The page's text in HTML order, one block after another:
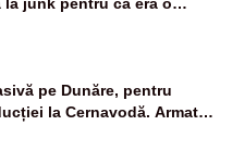
bănci și fondurile de
pe Dunăre, pentru
la Cernavodă. Armata
și va devia apa